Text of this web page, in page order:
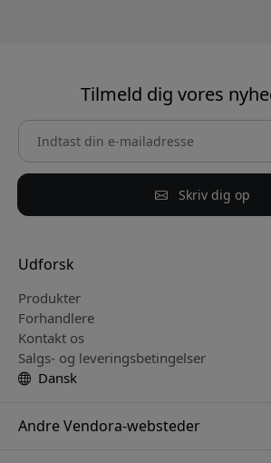
Tilmeld dig vores
Skriv dig op
Udforsk
Produkter
Forhandlere
Kontakt os
Salgs- og leveringsbetingelser
Dansk
Andre Vendora-websteder